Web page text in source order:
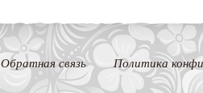
Обратная связь Политика